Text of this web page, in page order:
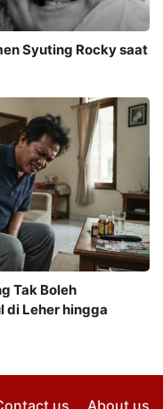
Syuting Rocky saat
Tak Boleh
di Leher hingga
us About us